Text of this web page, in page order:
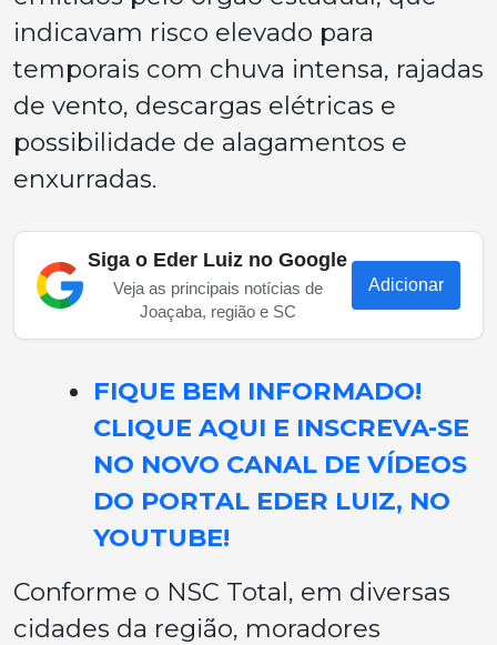
indicavam risco elevado para
temporais com chuva intensa, rajadas
de vento, descargas elétricas e
possibilidade de alagamentos e
enxurradas.
Siga o Eder Luiz no Google
Veja as principais notícias de
Joaçaba, região e SC
Adicionar
FIQUE BEM INFORMADO!
CLIQUE AQUI E INSCREVA-SE
NO NOVO CANAL DE VÍDEOS
DO PORTAL EDER LUIZ, NO
YOUTUBE!
Conforme o NSC Total, em diversas
cidades da região, moradores